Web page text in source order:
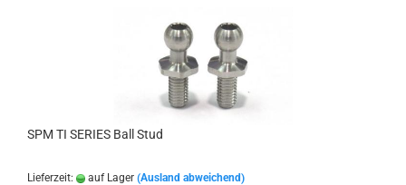
SPM TI SERIES Ball Stud
Lieferzeit: auf Lager (Ausland abweichend)